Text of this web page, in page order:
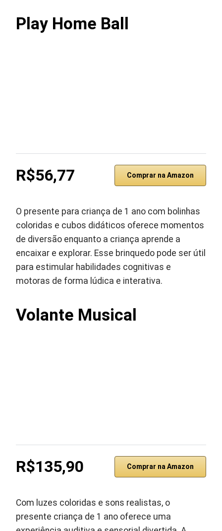
Play Home Ball
R$56,77 Comprar na Amazon
O presente para criança de 1 ano com bolinhas
coloridas e cubos didáticos oferece momentos
de diversão enquanto a criança aprende a
encaixar e explorar. Esse brinquedo pode ser útil
para estimular habilidades cognitivas e
motoras de forma lúdica e interativa.
Volante Musical
R$135,90 Comprar na Amazon
Com luzes coloridas e sons realistas, o
presente criança de 1 ano oferece uma